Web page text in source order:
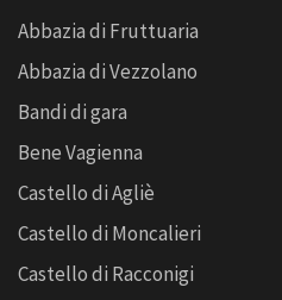
Abbazia di Fruttuaria
Abbazia di Vezzolano
Bandi di gara
Bene Vagienna
Castello di Agliè
Castello di Moncalieri
Castello di Racconigi